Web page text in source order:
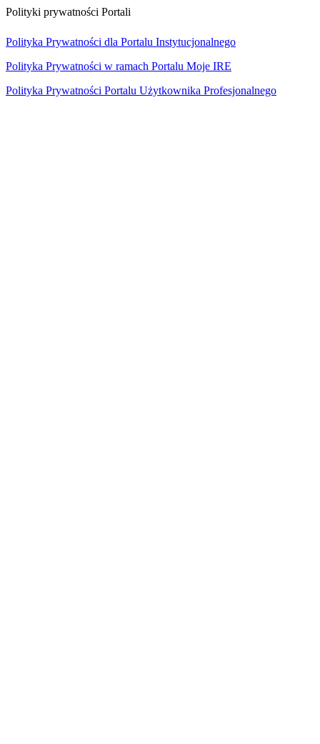
Polityki prywatności Portali
Polityka Prywatności dla Portalu Instytucjonalnego
Polityka Prywatności w ramach Portalu Moje IRE
Polityka Prywatności Portalu Użytkownika Profesjonalnego